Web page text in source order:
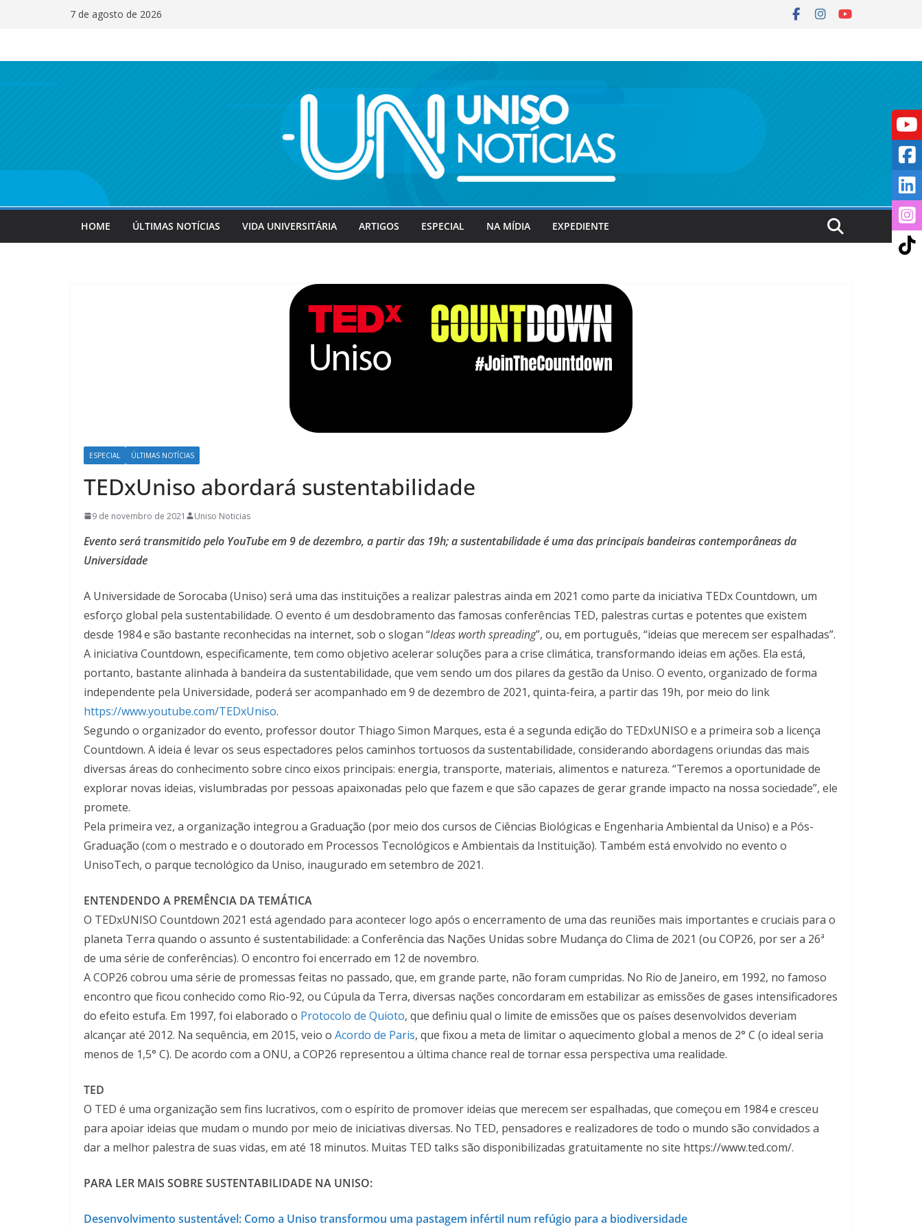
7 de agosto de 2026
HOME ÚLTIMAS NOTÍCIAS VIDA UNIVERSITÁRIA ARTIGOS ESPECIAL NA MÍDIA EXPEDIENTE
ESPECIAL ÚLTIMAS NOTÍCIAS
TEDxUniso abordará sustentabilidade
9 de novembro de 2021 Uniso Noticias
Evento será transmitido pelo YouTube em 9 de dezembro, a partir das 19h; a sustentabilidade é uma das principais bandeiras contemporâneas da
Universidade
A Universidade de Sorocaba (Uniso) será uma das instituições a realizar palestras ainda em 2021 como parte da iniciativa TEDx Countdown, um
esforço global pela sustentabilidade. O evento é um desdobramento das famosas conferências TED, palestras curtas e potentes que existem
desde 1984 e são bastante reconhecidas na internet, sob o slogan “Ideas worth spreading”, ou, em português, “ideias que merecem ser espalhadas”.
A iniciativa Countdown, especificamente, tem como objetivo acelerar soluções para a crise climática, transformando ideias em ações. Ela está,
portanto, bastante alinhada à bandeira da sustentabilidade, que vem sendo um dos pilares da gestão da Uniso. O evento, organizado de forma
independente pela Universidade, poderá ser acompanhado em 9 de dezembro de 2021, quinta-feira, a partir das 19h, por meio do link
https://www.youtube.com/TEDxUniso.
Segundo o organizador do evento, professor doutor Thiago Simon Marques, esta é a segunda edição do TEDxUNISO e a primeira sob a licença
Countdown. A ideia é levar os seus espectadores pelos caminhos tortuosos da sustentabilidade, considerando abordagens oriundas das mais
diversas áreas do conhecimento sobre cinco eixos principais: energia, transporte, materiais, alimentos e natureza. “Teremos a oportunidade de
explorar novas ideias, vislumbradas por pessoas apaixonadas pelo que fazem e que são capazes de gerar grande impacto na nossa sociedade”, ele
promete.
Pela primeira vez, a organização integrou a Graduação (por meio dos cursos de Ciências Biológicas e Engenharia Ambiental da Uniso) e a Pós-
Graduação (com o mestrado e o doutorado em Processos Tecnológicos e Ambientais da Instituição). Também está envolvido no evento o
UnisoTech, o parque tecnológico da Uniso, inaugurado em setembro de 2021.
ENTENDENDO A PREMÊNCIA DA TEMÁTICA
O TEDxUNISO Countdown 2021 está agendado para acontecer logo após o encerramento de uma das reuniões mais importantes e cruciais para o
planeta Terra quando o assunto é sustentabilidade: a Conferência das Nações Unidas sobre Mudança do Clima de 2021 (ou COP26, por ser a 26ª
de uma série de conferências). O encontro foi encerrado em 12 de novembro.
A COP26 cobrou uma série de promessas feitas no passado, que, em grande parte, não foram cumpridas. No Rio de Janeiro, em 1992, no famoso
encontro que ficou conhecido como Rio-92, ou Cúpula da Terra, diversas nações concordaram em estabilizar as emissões de gases intensificadores
do efeito estufa. Em 1997, foi elaborado o Protocolo de Quioto, que definiu qual o limite de emissões que os países desenvolvidos deveriam
alcançar até 2012. Na sequência, em 2015, veio o Acordo de Paris, que fixou a meta de limitar o aquecimento global a menos de 2° C (o ideal seria
menos de 1,5° C). De acordo com a ONU, a COP26 representou a última chance real de tornar essa perspectiva uma realidade.
TED
O TED é uma organização sem fins lucrativos, com o espírito de promover ideias que merecem ser espalhadas, que começou em 1984 e cresceu
para apoiar ideias que mudam o mundo por meio de iniciativas diversas. No TED, pensadores e realizadores de todo o mundo são convidados a
dar a melhor palestra de suas vidas, em até 18 minutos. Muitas TED talks são disponibilizadas gratuitamente no site https://www.ted.com/.
PARA LER MAIS SOBRE SUSTENTABILIDADE NA UNISO:
Desenvolvimento sustentável: Como a Uniso transformou uma pastagem infértil num refúgio para a biodiversidade